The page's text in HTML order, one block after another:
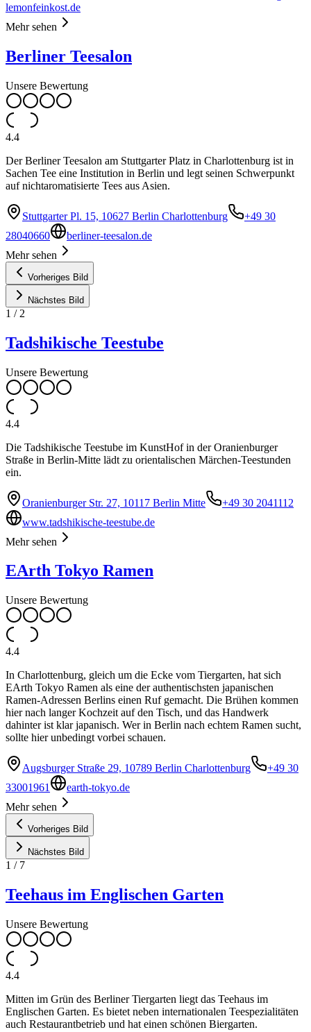
lemonfeinkost.de
Mehr sehen
Berliner Teesalon
Unsere Bewertung
4.4
Der Berliner Teesalon am Stuttgarter Platz in Charlottenburg ist in
Sachen Tee eine Institution in Berlin und legt seinen Schwerpunkt
auf nichtaromatisierte Tees aus Asien.
Stuttgarter Pl. 15, 10627 Berlin Charlottenburg
+49 30
28040660
berliner-teesalon.de
Mehr sehen
Vorheriges Bild
Nächstes Bild
1 / 2
Tadshikische Teestube
Unsere Bewertung
4.4
Die Tadshikische Teestube im KunstHof in der Oranienburger
Straße in Berlin-Mitte lädt zu orientalischen Märchen-Teestunden
ein.
Oranienburger Str. 27, 10117 Berlin Mitte
+49 30 2041112
www.tadshikische-teestube.de
Mehr sehen
EArth Tokyo Ramen
Unsere Bewertung
4.4
In Charlottenburg, gleich um die Ecke vom Tiergarten, hat sich
EArth Tokyo Ramen als eine der authentischsten japanischen
Ramen-Adressen Berlins einen Ruf gemacht. Die Brühen kommen
hier nach langer Kochzeit auf den Tisch, und das Handwerk
dahinter ist klar japanisch. Wer in Berlin nach echtem Ramen sucht,
sollte hier unbedingt vorbei schauen.
Augsburger Straße 29, 10789 Berlin Charlottenburg
+49 30
33001961
earth-tokyo.de
Mehr sehen
Vorheriges Bild
Nächstes Bild
1 / 7
Teehaus im Englischen Garten
Unsere Bewertung
4.4
Mitten im Grün des Berliner Tiergarten liegt das Teehaus im
Englischen Garten. Es bietet neben internationalen Teespezialitäten
auch Restaurantbetrieb und hat einen schönen Biergarten.